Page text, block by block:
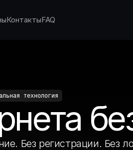
КонтактыFAQ
технология
Без регистрации. Без